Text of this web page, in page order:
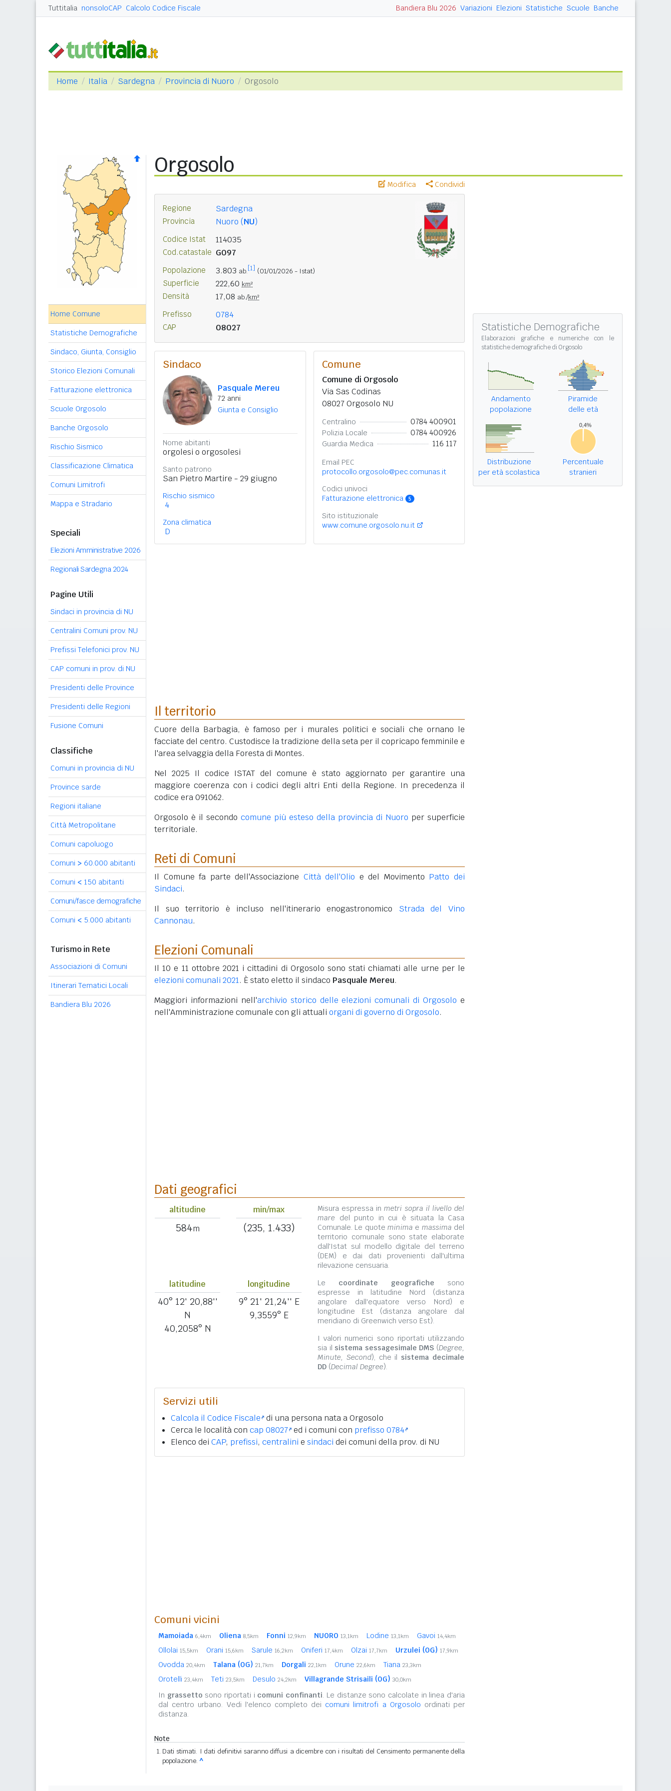
Tuttitalia nonsoloCAP Calcolo Codice Fiscale Bandiera Blu 2026 Variazioni Elezioni Statistiche Scuole Banche
Home Italia Sardegna Provincia di Nuoro Orgosolo
Home Comune
Statistiche Demografiche
Sindaco, Giunta, Consiglio
Storico Elezioni Comunali
Fatturazione elettronica
Scuole Orgosolo
Banche Orgosolo
Rischio Sismico
Classificazione Climatica
Comuni Limitrofi
Mappa e Stradario
Speciali
Elezioni Amministrative 2026
Regionali Sardegna 2024
Pagine Utili
Sindaci in provincia di NU
Centralini Comuni prov. NU
Prefissi Telefonici prov. NU
CAP comuni in prov. di NU
Presidenti delle Province
Presidenti delle Regioni
Fusione Comuni
Classifiche
Comuni in provincia di NU
Province sarde
Regioni italiane
Città Metropolitane
Comuni capoluogo
Comuni > 60.000 abitanti
Comuni < 150 abitanti
Comuni/fasce demografiche
Comuni < 5.000 abitanti
Turismo in Rete
Associazioni di Comuni
Itinerari Tematici Locali
Bandiera Blu 2026
Orgosolo
Modifica Condividi
Regione Sardegna
Provincia Nuoro (NU)
Codice Istat 114035
Cod.catastale G097
Popolazione 3.803 ab. [1] (01/01/2026 - Istat)
Superficie 222,60 km²
Densità 17,08 ab./km²
Prefisso 0784
CAP 08027
Sindaco
Pasquale Mereu
72 anni
Giunta e Consiglio
Nome abitanti
orgolesi o orgosolesi
Santo patrono
San Pietro Martire - 29 giugno
Rischio sismico
4
Zona climatica
D
Comune
Comune di Orgosolo
Via Sas Codinas
08027 Orgosolo NU
Centralino 0784 400901
Polizia Locale 0784 400926
Guardia Medica 116 117
Email PEC
protocollo.orgosolo@pec.comunas.it
Codici univoci
Fatturazione elettronica
5
Sito istituzionale
www.comune.orgosolo.nu.it
Il territorio
Cuore della Barbagia, è famoso per i murales politici e sociali che ornano le
facciate del centro. Custodisce la tradizione della seta per il copricapo femminile e
l'area selvaggia della Foresta di Montes.
Nel 2025 Il codice ISTAT del comune è stato aggiornato per garantire una
maggiore coerenza con i codici degli altri Enti della Regione. In precedenza il
codice era 091062.
Orgosolo è il secondo comune più esteso della provincia di Nuoro per superficie
territoriale.
Reti di Comuni
Il Comune fa parte dell'Associazione Città dell'Olio e del Movimento Patto dei
Sindaci.
Il suo territorio è incluso nell'itinerario enogastronomico Strada del Vino
Cannonau.
Elezioni Comunali
Il 10 e 11 ottobre 2021 i cittadini di Orgosolo sono stati chiamati alle urne per le
elezioni comunali 2021. È stato eletto il sindaco Pasquale Mereu.
Maggiori informazioni nell'archivio storico delle elezioni comunali di Orgosolo e
nell'Amministrazione comunale con gli attuali organi di governo di Orgosolo.
Dati geografici
altitudine
584m
min/max
(235, 1.433)
Misura espressa inmetri sopra il livello del
mare del punto in cui è situata la Casa
Comunale. Le quote minima e massima del
territorio comunale sono state elaborate
dall'Istat sul modello digitale del terreno
(DEM) e dai dati provenienti dall'ultima
rilevazione censuaria.
latitudine
40° 12' 20,88''
N
40,2058° N
longitudine
9° 21' 21,24'' E
9,3559° E
Le coordinate geografiche sono
espresse in latitudine Nord (distanza
angolare dall'equatore verso Nord) e
longitudine Est (distanza angolare dal
meridiano di Greenwich verso Est).
I valori numerici sono riportati utilizzando
sia il sistema sessagesimale DMS (Degree,
Minute, Second), che il sistema decimale
DD (Decimal Degree).
Servizi utili
Calcola il Codice Fiscale di una persona nata a Orgosolo
Cerca le località con cap 08027 ed i comuni con prefisso 0784
Elenco dei CAP, prefissi, centralini e sindaci dei comuni della prov. di NU
Comuni vicini
Mamoiada 6,4km Oliena 8,5km Fonni 12,9km NUORO 13,1km Lodine 13,1km Gavoi 14,4km
Ollolai 15,5km Orani 15,6km Sarule 16,2km Oniferi 17,4km Olzai 17,7km Urzulei (OG) 17,9km
Ovodda 20,4km Talana (OG) 21,7km Dorgali 22,1km Orune 22,6km Tiana 23,3km
Orotelli 23,4km Teti 23,5km Desulo 24,2km Villagrande Strisaili (OG) 30,0km
In grassetto sono riportati i comuni confinanti. Le distanze sono calcolate in linea d'aria
dal centro urbano. Vedi l'elenco completo dei comuni limitrofi a Orgosolo ordinati per
distanza.
Note
Dati stimati. I dati definitivi saranno diffusi a dicembre con i risultati del Censimento permanente della
popolazione. ^
Statistiche Demografiche
Elaborazioni grafiche e numeriche con le
statistiche demografiche di Orgosolo
Andamento
popolazione
Piramide
delle età
Distribuzione
per età scolastica
Percentuale
stranieri